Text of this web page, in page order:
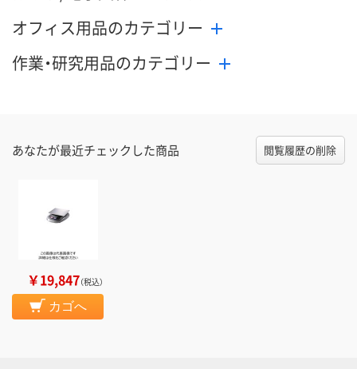
オフィス用品のカテゴリー
作業・研究用品のカテゴリー
あなたが最近チェックした商品 閲覧履歴の削除
￥19,847（税込）
カゴへ